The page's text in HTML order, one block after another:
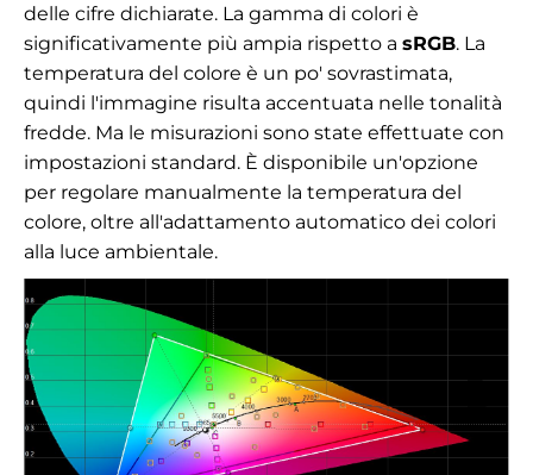
delle cifre dichiarate. La gamma di colori è
significativamente più ampia rispetto a sRGB. La
temperatura del colore è un po' sovrastimata,
quindi l'immagine risulta accentuata nelle tonalità
fredde. Ma le misurazioni sono state effettuate con
impostazioni standard. È disponibile un'opzione
per regolare manualmente la temperatura del
colore, oltre all'adattamento automatico dei colori
alla luce ambientale.